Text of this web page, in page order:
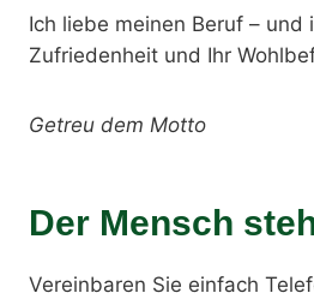
Ich liebe meinen Beruf –
Zufriedenheit und Ihr
Getreu dem Motto
Der Mensch
Vereinbaren Sie einfach